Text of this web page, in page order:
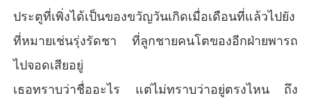
ประตูที่เพิ่งได้เป็นของขวัญวันเกิดเมื่อเดือนที่แล้วไปยัง
ที่หมายเช่นรุ่งรัดชา ที่ลูกชายคนโตของอีกฝ่ายพารถ
ไปจอดเสียอยู่
เธอทราบว่าชื่ออะไร แต่ไม่ทราบว่าอยู่ตรงไหน ถึง